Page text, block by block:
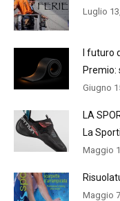
Luglio
l futuro
Premio:
Giugno
LA
La
Maggio
Maggio